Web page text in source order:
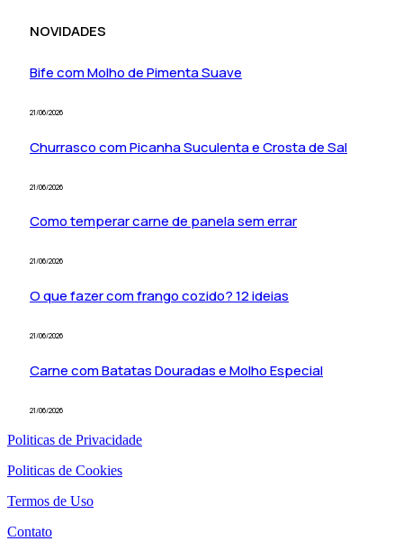
NOVIDADES
Bife com Molho de Pimenta Suave
21/06/2026
Churrasco com Picanha Suculenta e Crosta de Sal
21/06/2026
Como temperar carne de panela sem errar
21/06/2026
O que fazer com frango cozido? 12 ideias
21/06/2026
Carne com Batatas Douradas e Molho Especial
21/06/2026
Politicas de Privacidade
Politicas de Cookies
Termos de Uso
Contato